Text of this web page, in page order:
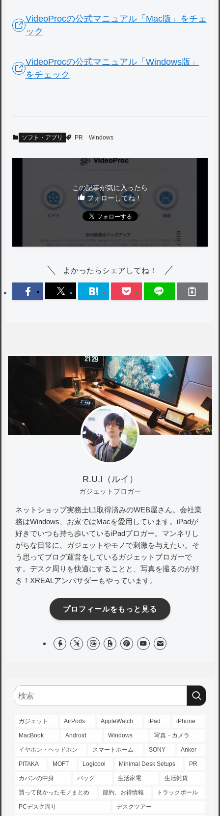
VideoProcの公式マニュアル「Mac版」をチェ
ック
VideoProcの公式マニュアル「Windows版」
をチェック
ソフト・アプリ PR Windows
この記事が気に入ったら
フォローしてね！
よかったらシェアしてね！
R.U.I（ルイ）
ガジェットブロガー
ネットショップ実務士L1取得済みのWEB屋さん。会社業
務はWindows、お家ではMacを愛用しています。iPadが
好きでいつも持ち歩いているiPadブロガー。マンネリし
がちな日常に、ガジェットやモノで刺激を与えたい。そ
う思ってブログ運営をしているガジェットブロガーで
す。デスク周りを快適にすることと、写真を撮るのが好
き！XREALアンバサダーもやっています。
プロフィールをもっと見る
ガジェット AirPods AppleWatch iPad iPhone
MacBook Android Windows 写真・カメラ
イヤホン・ヘッドホン スマートホーム SONY Anker
PITAKA MOFT Logicool Minimal Desk Setups PR
カバンの中身 バッグ 生活家電 生活雑貨
買って良かったモノまとめ 節約、お得情報 トラックボール
PCデスク周り デスクツアー